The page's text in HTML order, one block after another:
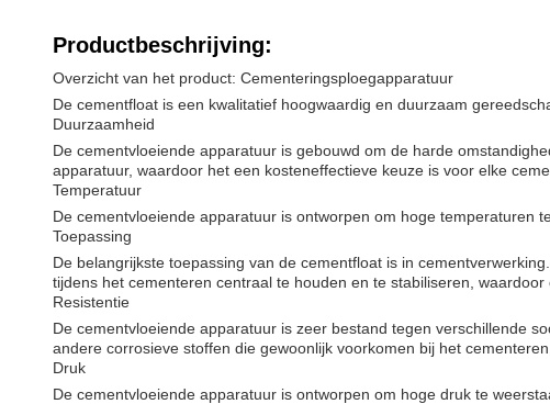
Productbeschrijving:
Overzicht van het product: Cementeringsploegapparatuur
De cementfloat is een kwalitatief hoogwaardig en duurzaam
Duurzaamheid
De cementvloeiende apparatuur is gebouwd om de harde
apparatuur, waardoor het een kosteneffectieve keuze is voor elke
Temperatuur
De cementvloeiende apparatuur is ontworpen om hoge temperaturen
Toepassing
De belangrijkste toepassing van de cementfloat is in
tijdens het cementeren centraal te houden en te stabiliseren,
Resistentie
De cementvloeiende apparatuur is zeer bestand tegen verschillende
andere corrosieve stoffen die gewoonlijk voorkomen bij het
Druk
De cementvloeiende apparatuur is ontworpen om hoge druk te